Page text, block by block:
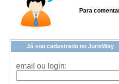
Para
Já sou cadastrado no JurisWay
email ou login: